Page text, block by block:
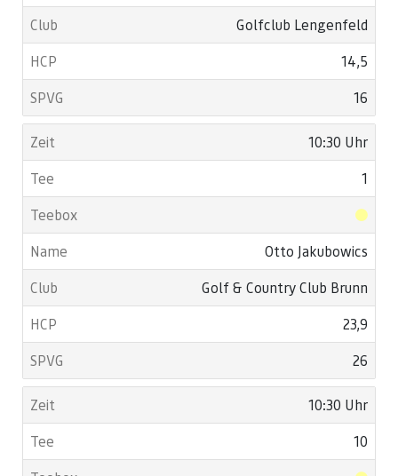
Golfclub Lengenfeld
14,5
16
10:30 Uhr
1
Otto Jakubowics
Golf & Country Club Brunn
23,9
26
10:30 Uhr
10